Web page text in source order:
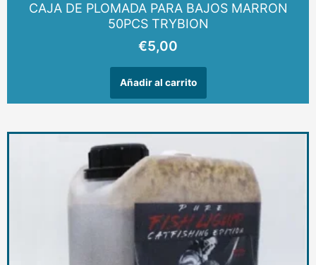
CAJA DE PLOMADA PARA BAJOS MARRON
50PCS TRYBION
€5,00
Añadir al carrito